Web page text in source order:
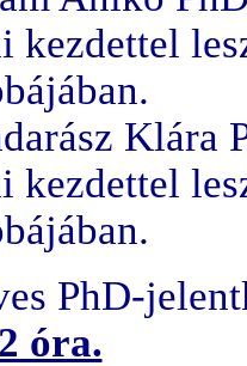
kezdettel
Klára
kezdettel
PhD-
óra.